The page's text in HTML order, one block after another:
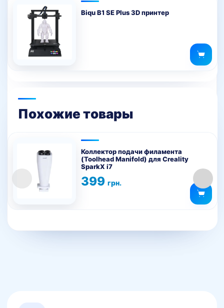
Biqu B1 SE Plus 3D принтер
Похожие товары
Коллектор подачи филамента
(Toolhead Manifold) для Creality
SparkX i7
399 грн.